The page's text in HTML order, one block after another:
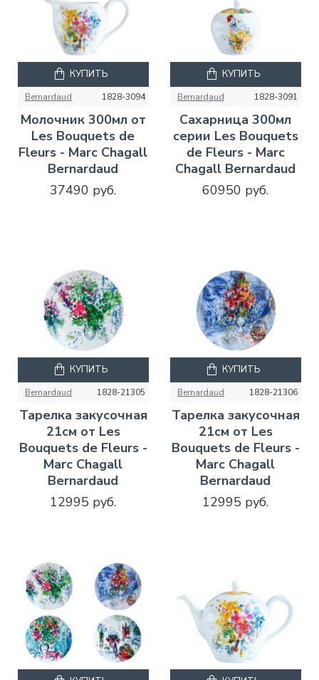
Bernardaud 1828-3094
Молочник 300мл от
Les Bouquets de
Fleurs - Marc Chagall
Bernardaud
37490 руб.
КУПИТЬ
Bernardaud 1828-3091
Сахарница 300мл
серии Les Bouquets
de Fleurs - Marc
Chagall Bernardaud
60950 руб.
КУПИТЬ
Bernardaud 1828-21305
Тарелка закусочная
21см от Les
Bouquets de Fleurs -
Marc Chagall
Bernardaud
12995 руб.
КУПИТЬ
Bernardaud 1828-21306
Тарелка закусочная
21см от Les
Bouquets de Fleurs -
Marc Chagall
Bernardaud
12995 руб.
КУПИТЬ